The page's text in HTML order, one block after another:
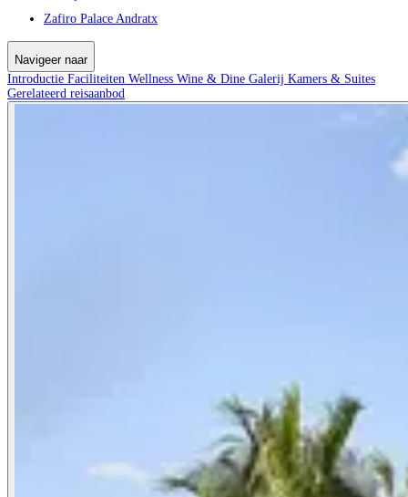
Zafiro Palace Andratx
Navigeer naar
Introductie Faciliteiten Wellness Wine & Dine Galerij Kamers & Suites
Gerelateerd reisaanbod